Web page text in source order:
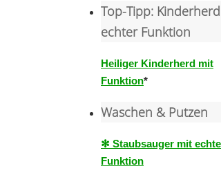
Top-Tipp:
echter Funktion
Heiliger Kinderherd mit
Funktion*
Waschen & Putzen
✻ Staubsauger mit
Funktion